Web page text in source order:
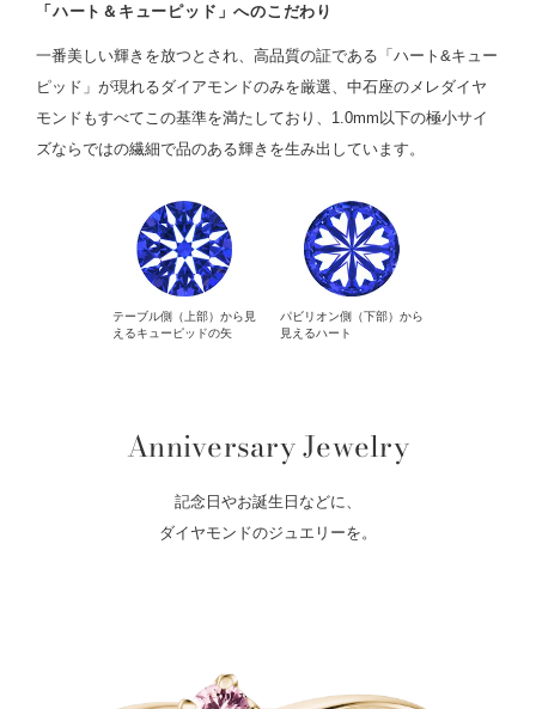
「ハート＆キューピッド」へのこだわり
一番美しい輝きを放つとされ、高品質の証である「ハート&キュー
ピッド」が現れるダイアモンドのみを厳選、中石座のメレダイヤ
モンドもすべてこの基準を満たしており、1.0mm以下の極小サイ
ズならではの繊細で品のある輝きを生み出しています。
テーブル側（上部）から見
えるキューピッドの矢
パビリオン側（下部）から
見えるハート
Anniversary Jewelry
記念日やお誕生日などに、
ダイヤモンドのジュエリーを。